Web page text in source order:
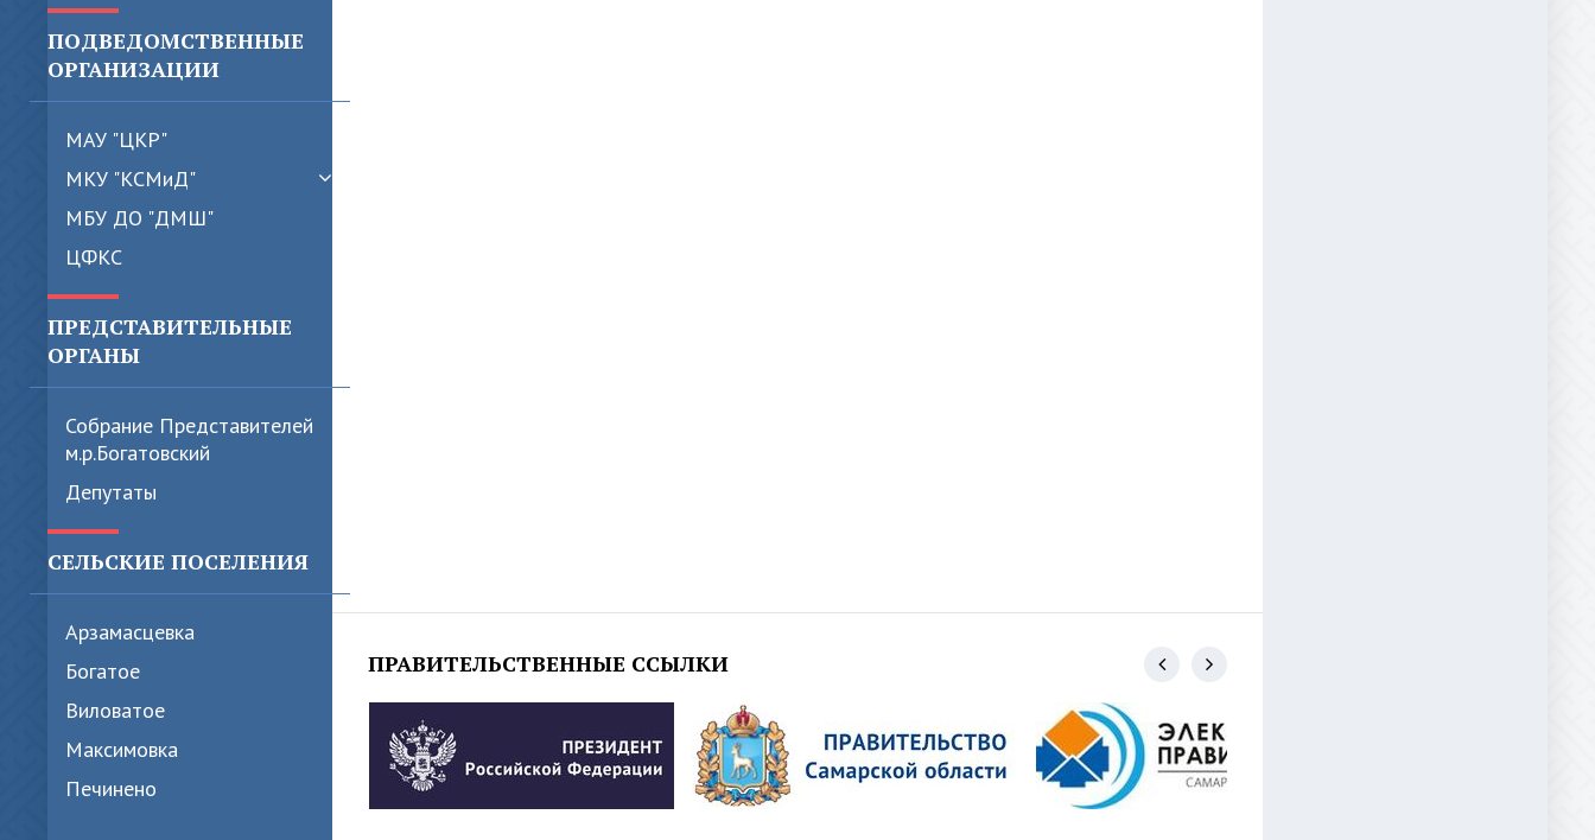
ПОДВЕДОМСТВЕННЫЕ
ОРГАНИЗАЦИИ
МАУ "ЦКР"
МКУ "КСМиД"
МБУ ДО "ДМШ"
ЦФКС
ПРЕДСТАВИТЕЛЬНЫЕ
ОРГАНЫ
Собрание Представителей
м.р.Богатовский
Депутаты
СЕЛЬСКИЕ ПОСЕЛЕНИЯ
Арзамасцевка
Богатое
Виловатое
Максимовка
Печинено
ПРАВИТЕЛЬСТВЕННЫЕ ССЫЛКИ